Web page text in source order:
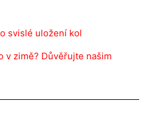
svislé uložení kol
v zimě? Důvěřujte našim